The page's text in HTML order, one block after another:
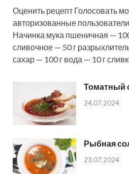
Оценить рецепт Голосовать
авторизованные
Начинка мука пшеничная —
сливочное — 50 г
сахар — 100 г вода — 10 г
Томатный
24.07.2024
Рыбная
23.07.2024